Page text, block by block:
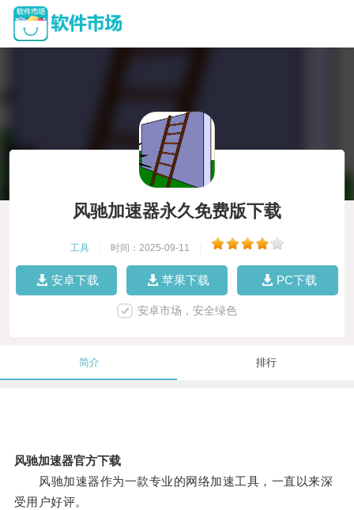
风驰加速器永久免费版下载
工具 时间：2025-09-11
安卓下载 苹果下载 PC下载
安卓市场，安全绿色
简介 排行
风驰加速器官方下载
风驰加速器作为一款专业的网络加速工具，一直以来深
受用户好评。